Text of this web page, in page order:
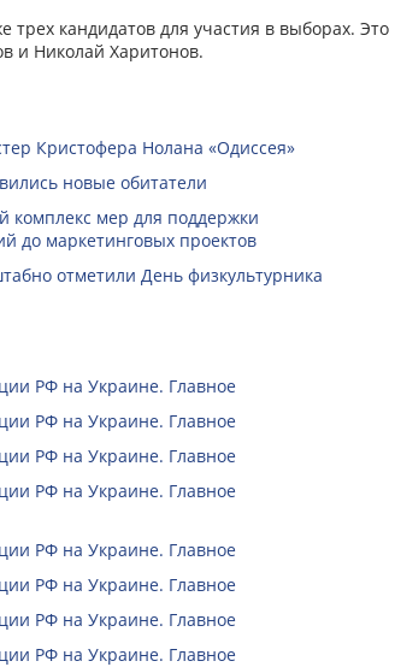
трех кандидатов для участия в выборах. Это
и Николай Харитонов.
Кристофера Нолана «Одиссея»
новые обитатели
комплекс мер для поддержки
до маркетинговых проектов
отметили День физкультурника
РФ на Украине. Главное
РФ на Украине. Главное
РФ на Украине. Главное
РФ на Украине. Главное
РФ на Украине. Главное
РФ на Украине. Главное
РФ на Украине. Главное
РФ на Украине. Главное